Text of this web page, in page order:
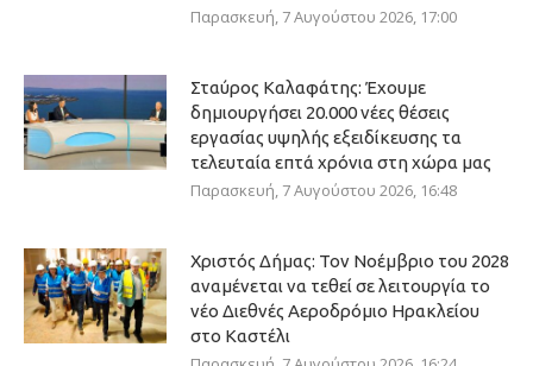
Παρασκευή, 7 Αυγούστου 2026, 17:00
Σταύρος Καλαφάτης: Έχουμε
δημιουργήσει 20.000 νέες θέσεις
εργασίας υψηλής εξειδίκευσης τα
τελευταία επτά χρόνια στη χώρα μας
Παρασκευή, 7 Αυγούστου 2026, 16:48
Χριστός Δήμας: Τον Νοέμβριο του 2028
αναμένεται να τεθεί σε λειτουργία το
νέο Διεθνές Αεροδρόμιο Ηρακλείου
στο Καστέλι